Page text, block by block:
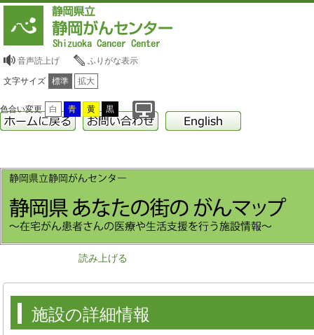
音声読上げ ふりがな表示
文字サイズ 標準 拡大
色合い変更 白 青 黄 黒
読み上げる
施設の詳細情報